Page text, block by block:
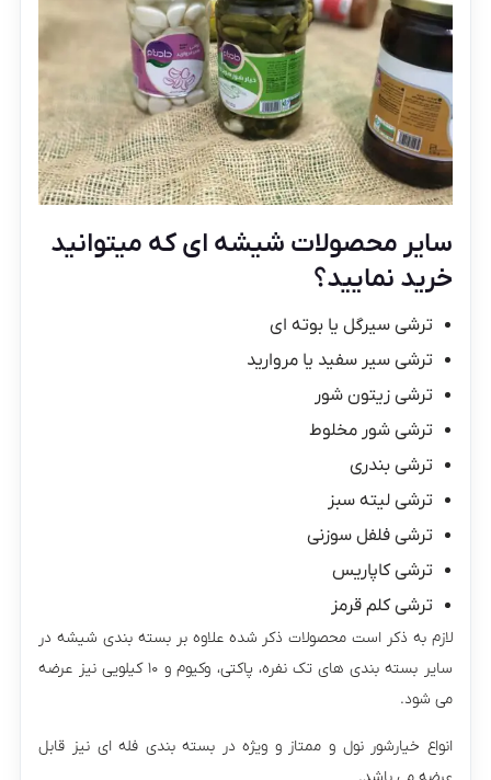
سایر محصولات شیشه ای که میتوانید
خرید نمایید؟
ترشی سیرگل یا بوته ای
ترشی سیر سفید یا مروارید
ترشی زیتون شور
ترشی شور مخلوط
ترشی بندری
ترشی لیته سبز
ترشی فلفل سوزنی
ترشی کاپاریس
ترشی کلم قرمز
لازم به ذکر است محصولات ذکر شده علاوه بر بسته بندی شیشه در
سایر بسته بندی های تک نفره، پاکتی، وکیوم و ۱۰ کیلویی نیز عرضه
می شود.
انواع خیارشور نول و ممتاز و ویژه در بسته بندی فله ای نیز قابل